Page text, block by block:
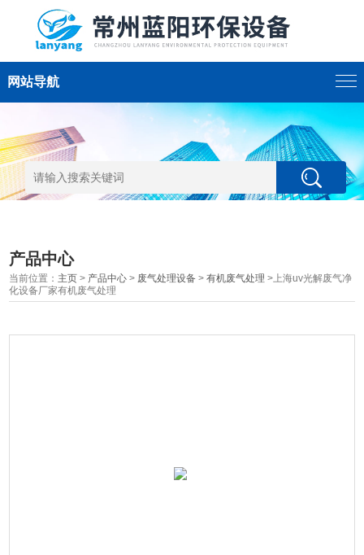
网站导航
产品中心
当前位置： 主页 > 产品中心 > 废气处理设备 >有机废气处理 >上海uv光解废气净
化设备厂家有机废气处理